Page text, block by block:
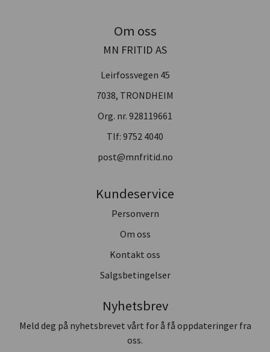
Om oss
MN FRITID AS
Leirfossvegen 45
7038, TRONDHEIM
Org. nr. 928119661
Tlf: 9752 4040
post@mnfritid.no
Kundeservice
Personvern
Om oss
Kontakt oss
Salgsbetingelser
Nyhetsbrev
Meld deg på nyhetsbrevet vårt for å få oppdateringer fra
oss.